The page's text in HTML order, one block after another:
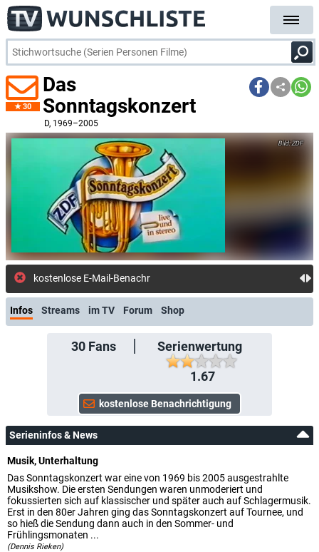
30
Das
Sonntagskonzert
D, 1969–2005
ZDF
kostenlose E-Mail-Benachrichtigung bei Streaming
Infos Streams im TV Forum Shop
30Fans
Serienwertung
1.67
Serieninfos & News
Musik, Unterhaltung
Das Sonntagskonzert war eine von 1969 bis 2005 ausgestrahlte
Musikshow. Die ersten Sendungen waren unmoderiert und
fokussierten sich auf klassischer und später auch auf Schlagermusik.
Erst in den 80er Jahren ging das Sonntagskonzert auf Tournee, und
so hieß die Sendung dann auch in den Sommer- und
Frühlingsmonaten ...
(Dennis Rieken)